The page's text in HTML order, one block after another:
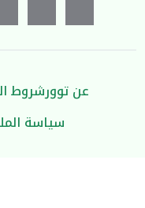
عن توورشروط
سياسة